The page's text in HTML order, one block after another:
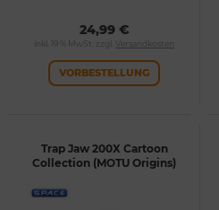
24,99 €
inkl. 19 % MwSt. zzgl. Versandkosten
VORBESTELLUNG
Trap Jaw 200X Cartoon
Collection (MOTU Origins)